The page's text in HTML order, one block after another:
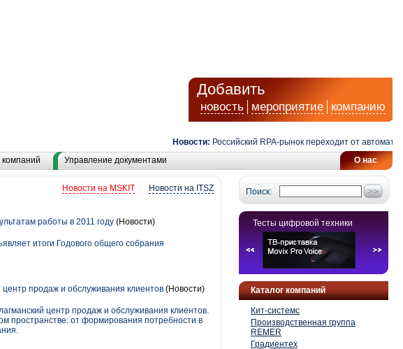
Добавить
новость мероприятие компанию
Новости: Российский RPA-рынок переходит от
О нас
компаний Управление документами
Поиск:
Тесты цифровой техники
Каталог компаний
Кит-системс
Производственная группа
REMER
Градиентех
Новости на ITSZ
Новости на MSKIT
работы в 2011 году (Новости)
итоги Годового общего собрания
продаж и обслуживания клиентов (Новости)
центр продаж и обслуживания клиентов.
пространстве: от формирования потребности в